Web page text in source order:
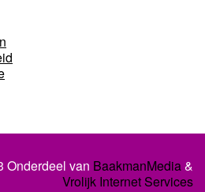
Onderdeel van BaakmanMedia&
Vrolijk Internet Services